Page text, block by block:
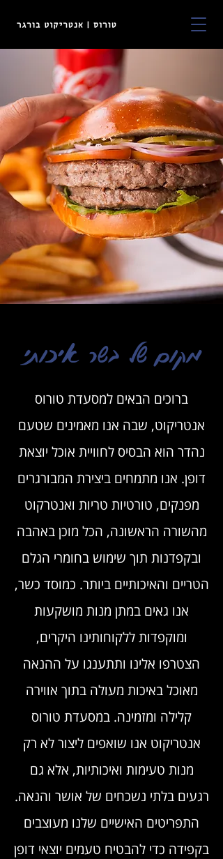
מקום של בשר איכותי
ברוכים הבאים למסעדת טורוס
אנטריקוט, שבה אנו מאמינים שטעם
נהדר הוא הבסיס לחוויית אוכל יוצאת
דופן. אנו מתמחים ביצירת המבורגרים
מפנקים, טורטיות טריות ואנטרקוט
מהשורה הראשונה, הכל מוכן באהבה
ובקפדנות תוך שימוש בחומרי הגלם
הטריים והאיכותיים ביותר. כמוסד כשר,
אנו גאים במתן מנות מושקעות
ומוקפדות ללקוחותינו היקרים,
הצטרפו אלינו ותתענגו על ההנאה
מאוכל באיכות מעולה בתוך אווירה
קלילה ומזמינה. במסעדת טורוס
אנטריקוט אנו שואפים ליצור לא רק
מנות טעימות ואיכותיות, אלא גם
רגעים בלתי נשכחים של אושר והנאה.
התפריטים האישיים שלנו מעוצבים
בקפידה כדי להבטיח טעמים יוצאי דופן